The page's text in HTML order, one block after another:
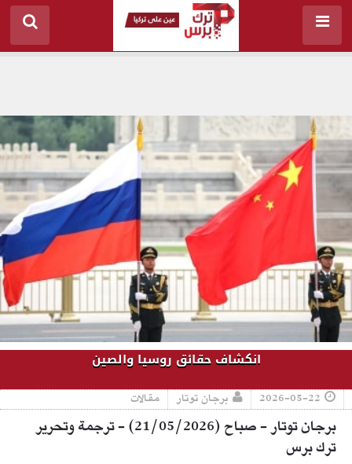
انكشاف حقائق روسيا والصين
2026-05-22 برجان توتار مقالات
برجان توتار - صباح (21/05/2026) - ترجمة وتحرير
ترك برس